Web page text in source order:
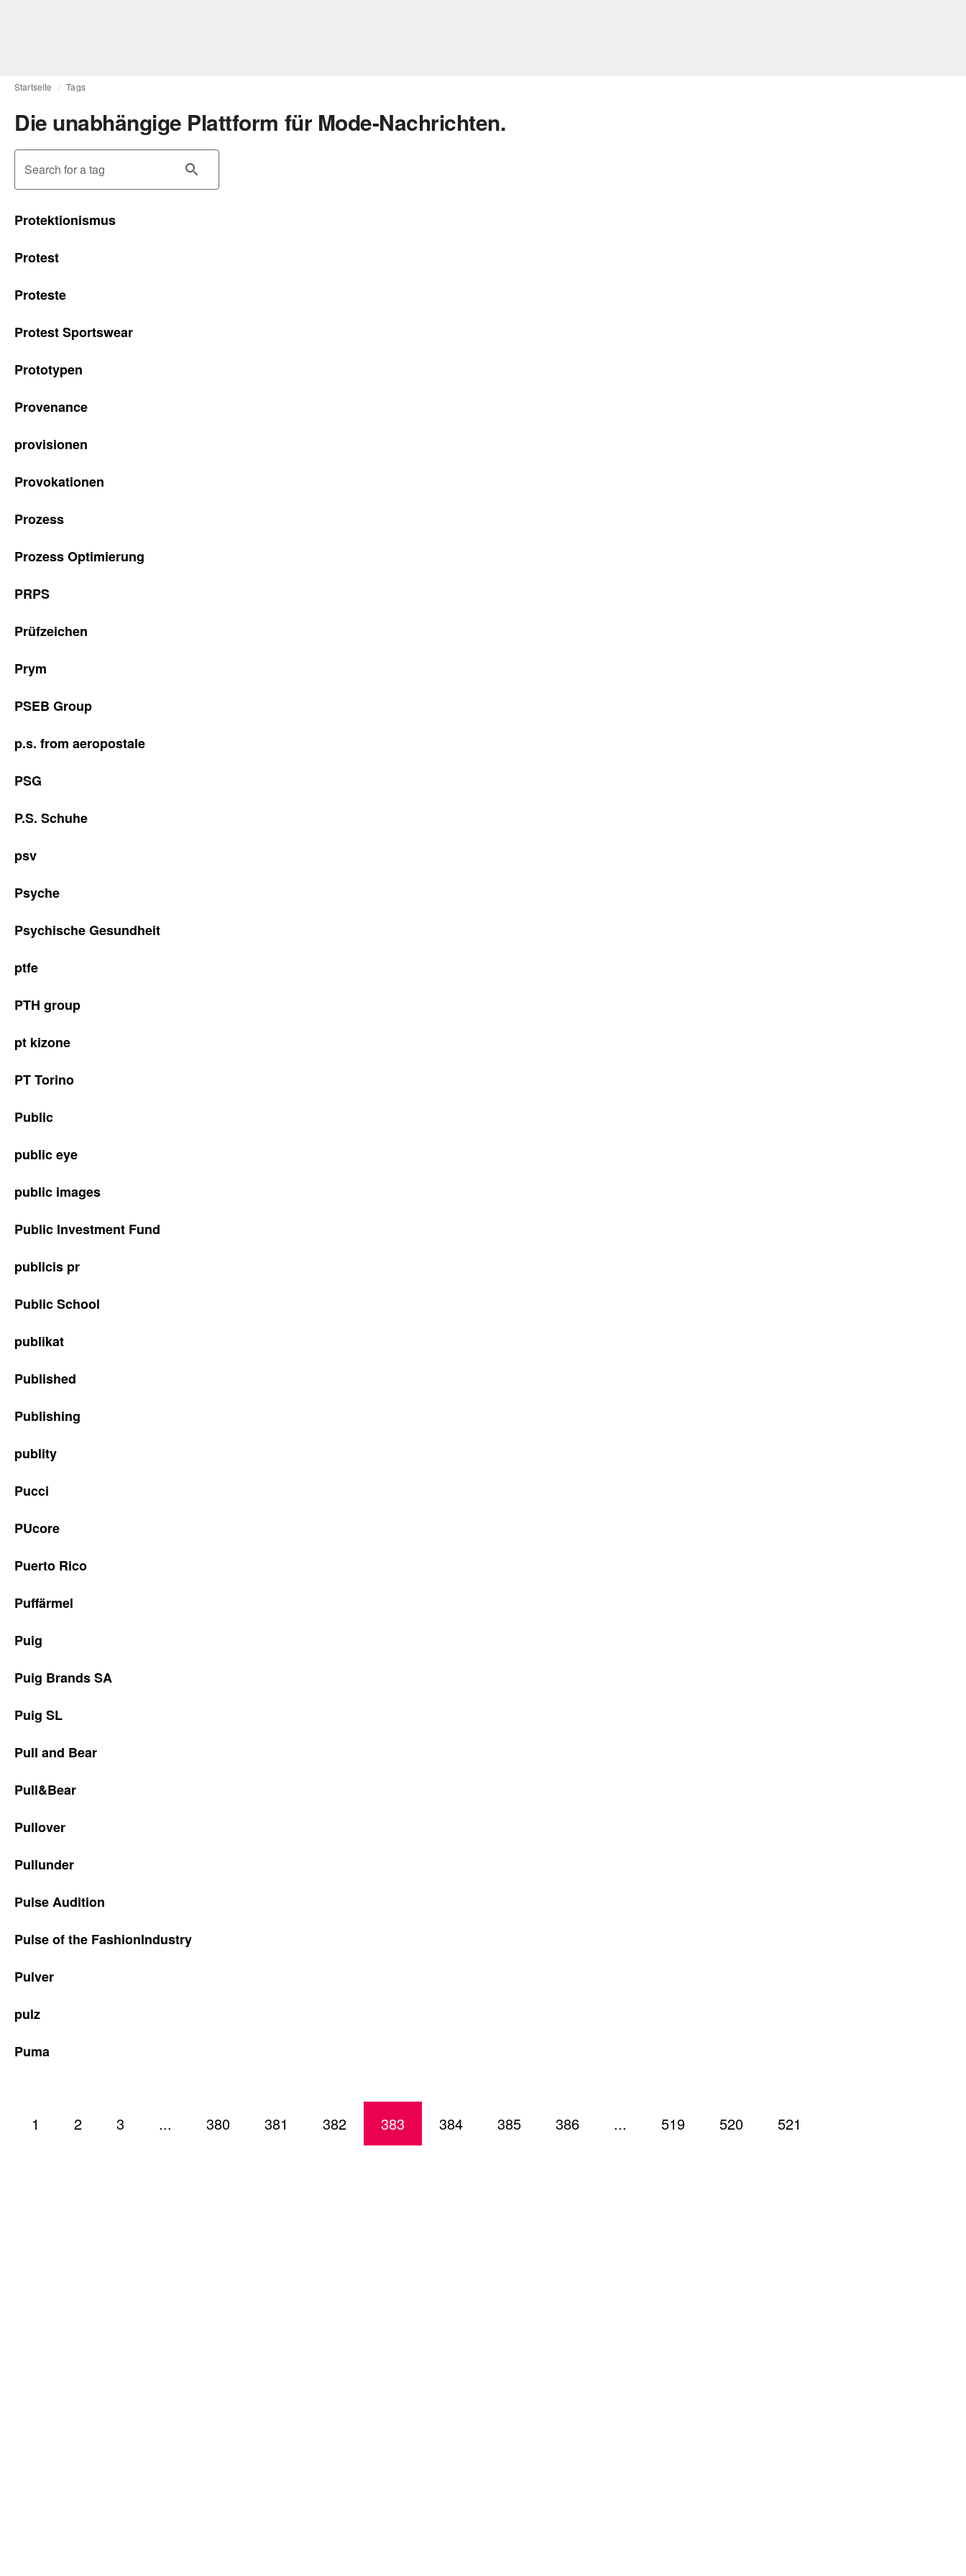
Startseite Tags
Die unabhängige Plattform für Mode-Nachrichten.
Search for a tag
Protektionismus
Protest
Proteste
Protest Sportswear
Prototypen
Provenance
provisionen
Provokationen
Prozess
Prozess Optimierung
PRPS
Prüfzeichen
Prym
PSEB Group
p.s. from aeropostale
PSG
P.S. Schuhe
psv
Psyche
Psychische Gesundheit
ptfe
PTH group
pt kizone
PT Torino
Public
public eye
public images
Public Investment Fund
publicis pr
Public School
publikat
Published
Publishing
publity
Pucci
PUcore
Puerto Rico
Puffärmel
Puig
Puig Brands SA
Puig SL
Pull and Bear
Pull&Bear
Pullover
Pullunder
Pulse Audition
Pulse of the FashionIndustry
Pulver
pulz
Puma
1 2 3 ... 380 381 382 383 384 385 386 ... 519 520 521